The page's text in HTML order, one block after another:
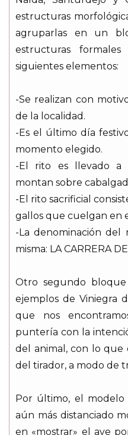
estructuras
agruparlas en un
estructuras
siguientes elementos:
-Se realizan con
de la localidad.
-Es el último día
momento elegido.
-El rito es llevado a
montan sobre
-El rito sacrificial
gallos que cuelgan en
-La denominación del
misma: LA CARRERA
Otro segundo
ejemplos de Viniegra
que nos
puntería con la
del animal, con lo que
del tirador, a modo de
Por último, el modelo
aún más distanciado
en «mostrar» el ave